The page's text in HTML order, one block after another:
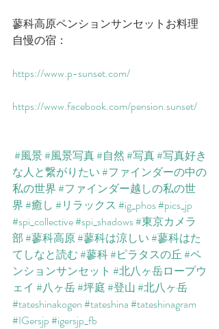
蓼科高原ペンションサンセットお料理
自慢の宿：
https://www.p-sunset.com/​​
https://www.facebook.com/pension.sunset/​
#風景#風景写真#自然#写真#写真好き
な人と繋がりたい#ファインダーの中の
私の世界#ファインダー越しの私の世
界#癒し #リラックス #ig_phos#pics_jp
#spi_collective#spi_shadows#東京カメラ
部#蓼科高原#蓼科は涼しい#蓼科はた
てしなと読む#蓼科#ピラタスの丘#ペ
ンションサンセット #北八ヶ岳ロープウ
ェイ #八ヶ岳#坪庭#登山#北八ヶ岳
#tateshinakogen#tateshina#tateshinagram
#IGersjp#igersjp_fb